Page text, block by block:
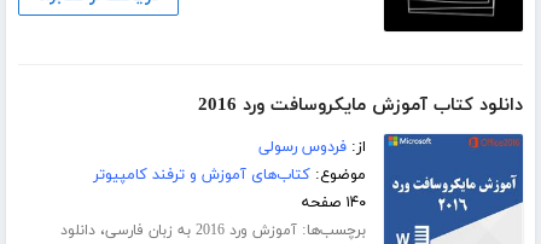
دانلود کتاب آموزش مایکروسافت ورد 2016
از:فردوس رسولی
موضوع:کتاب‌های آموزش و ترفند کامپیوتر
۱۴۰ صفحه
برچسب‌ها:آموزش ورد 2016 به زبان فارسی ،دانلود